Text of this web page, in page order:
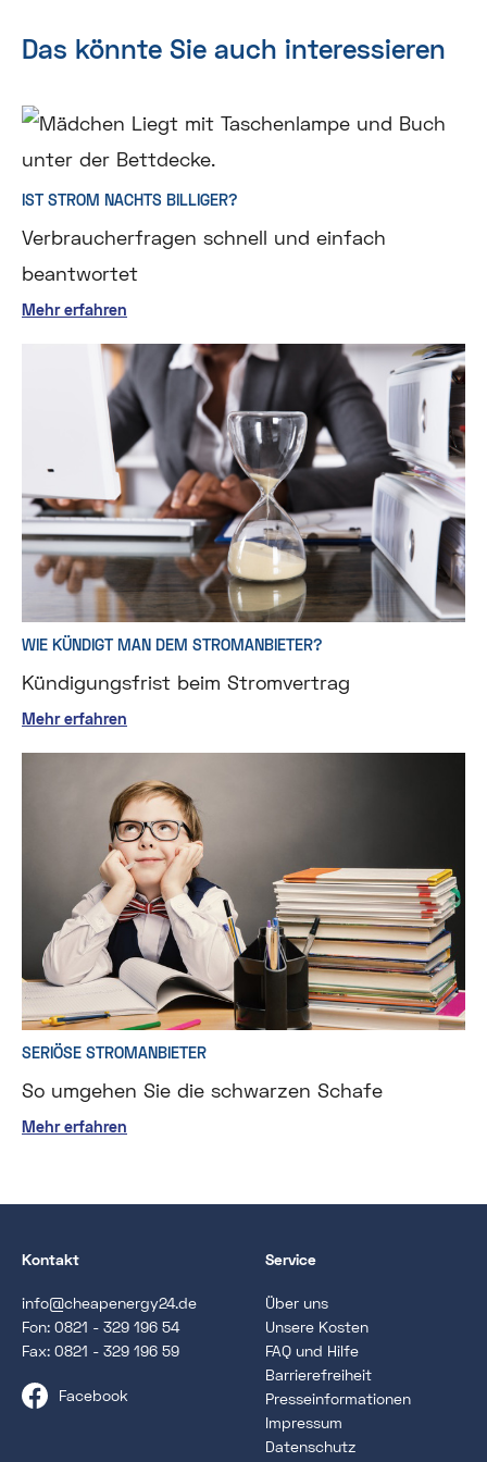
Das könnte Sie auch interessieren
IST STROM NACHTS BILLIGER?
Verbraucherfragen schnell und einfach
beantwortet
Mehr erfahren
WIE KÜNDIGT MAN DEM STROMANBIETER?
Kündigungsfrist beim Stromvertrag
Mehr erfahren
SERIÖSE STROMANBIETER
So umgehen Sie die schwarzen Schafe
Mehr erfahren
Kontakt
info@cheapenergy24.de
Fon: 0821 - 329 196 54
Fax: 0821 - 329 196 59
Facebook
Service
Über uns
Unsere Kosten
FAQ und Hilfe
Barrierefreiheit
Presseinformationen
Impressum
Datenschutz